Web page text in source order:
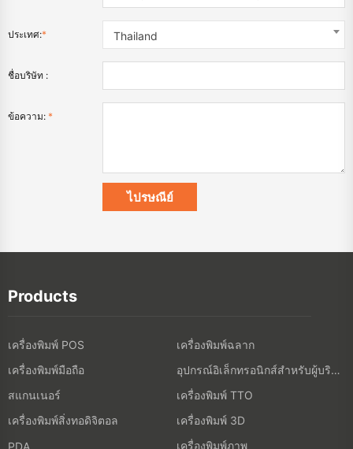
ประเทศ:* Thailand
ชื่อบริษัท :
ข้อความ: *
Products
เครื่องพิมพ์ POS
เครื่องพิมพ์ฉลาก
เครื่องพิมพ์มือถือ
อุปกรณ์อิเล็กทรอนิกส์สำหรับผู้บริโภค
สแกนเนอร์
เครื่องพิมพ์ TTO
เครื่องพิมพ์สิ่งทอดิจิตอล
เครื่องพิมพ์ 3D
PDA
เครื่องพิมพ์ภาพ